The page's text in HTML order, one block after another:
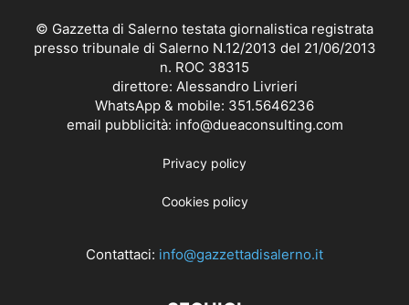
© Gazzetta di Salerno testata giornalistica registrata
presso tribunale di Salerno N.12/2013 del 21/06/2013
n. ROC 38315
direttore: Alessandro Livrieri
WhatsApp & mobile: 351.5646236
email pubblicità: info@dueaconsulting.com
Privacy policy
Cookies policy
Contattaci: info@gazzettadisalerno.it